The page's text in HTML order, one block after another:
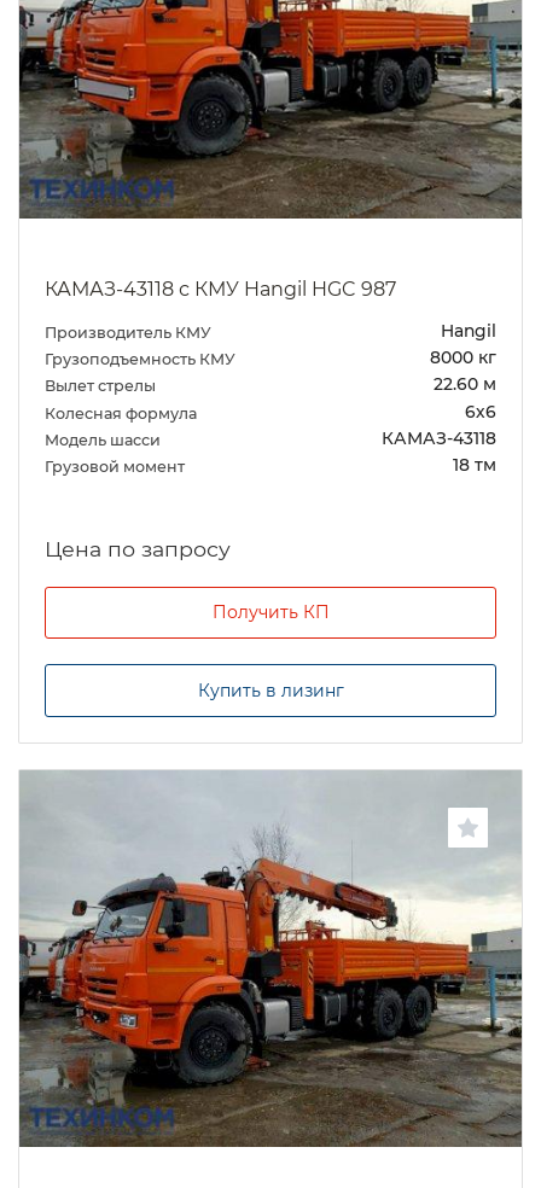
КАМАЗ-43118 с КМУ Hangil HGC 987
Производитель КМУ Hangil
Грузоподъемность КМУ 8000 кг
Вылет стрелы 22.60 м
Колесная формула 6х6
Модель шасси КАМАЗ-43118
Грузовой момент 18 тм
Цена по запросу
Получить КП
Купить в лизинг